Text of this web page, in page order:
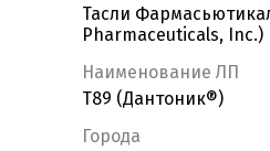
Тасли
Pharmaceuticals, Inc.)
Наименование ЛП
T89 (Дантоник®)
Города